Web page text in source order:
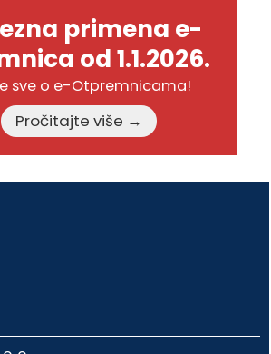
primena e-
od 1.1.2026.
sve o e-Otpremnicama!
Pročitajte više →